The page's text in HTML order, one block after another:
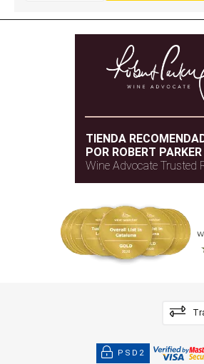
TIENDA
POR ROBERT PARKER
Wine Advocate Trusted
PSD2